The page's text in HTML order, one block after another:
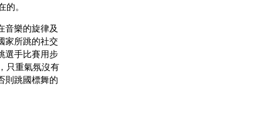
。
音樂的旋律及
家所跳的社交
選手比賽用步
只重氣氛沒有
則跳國標舞的